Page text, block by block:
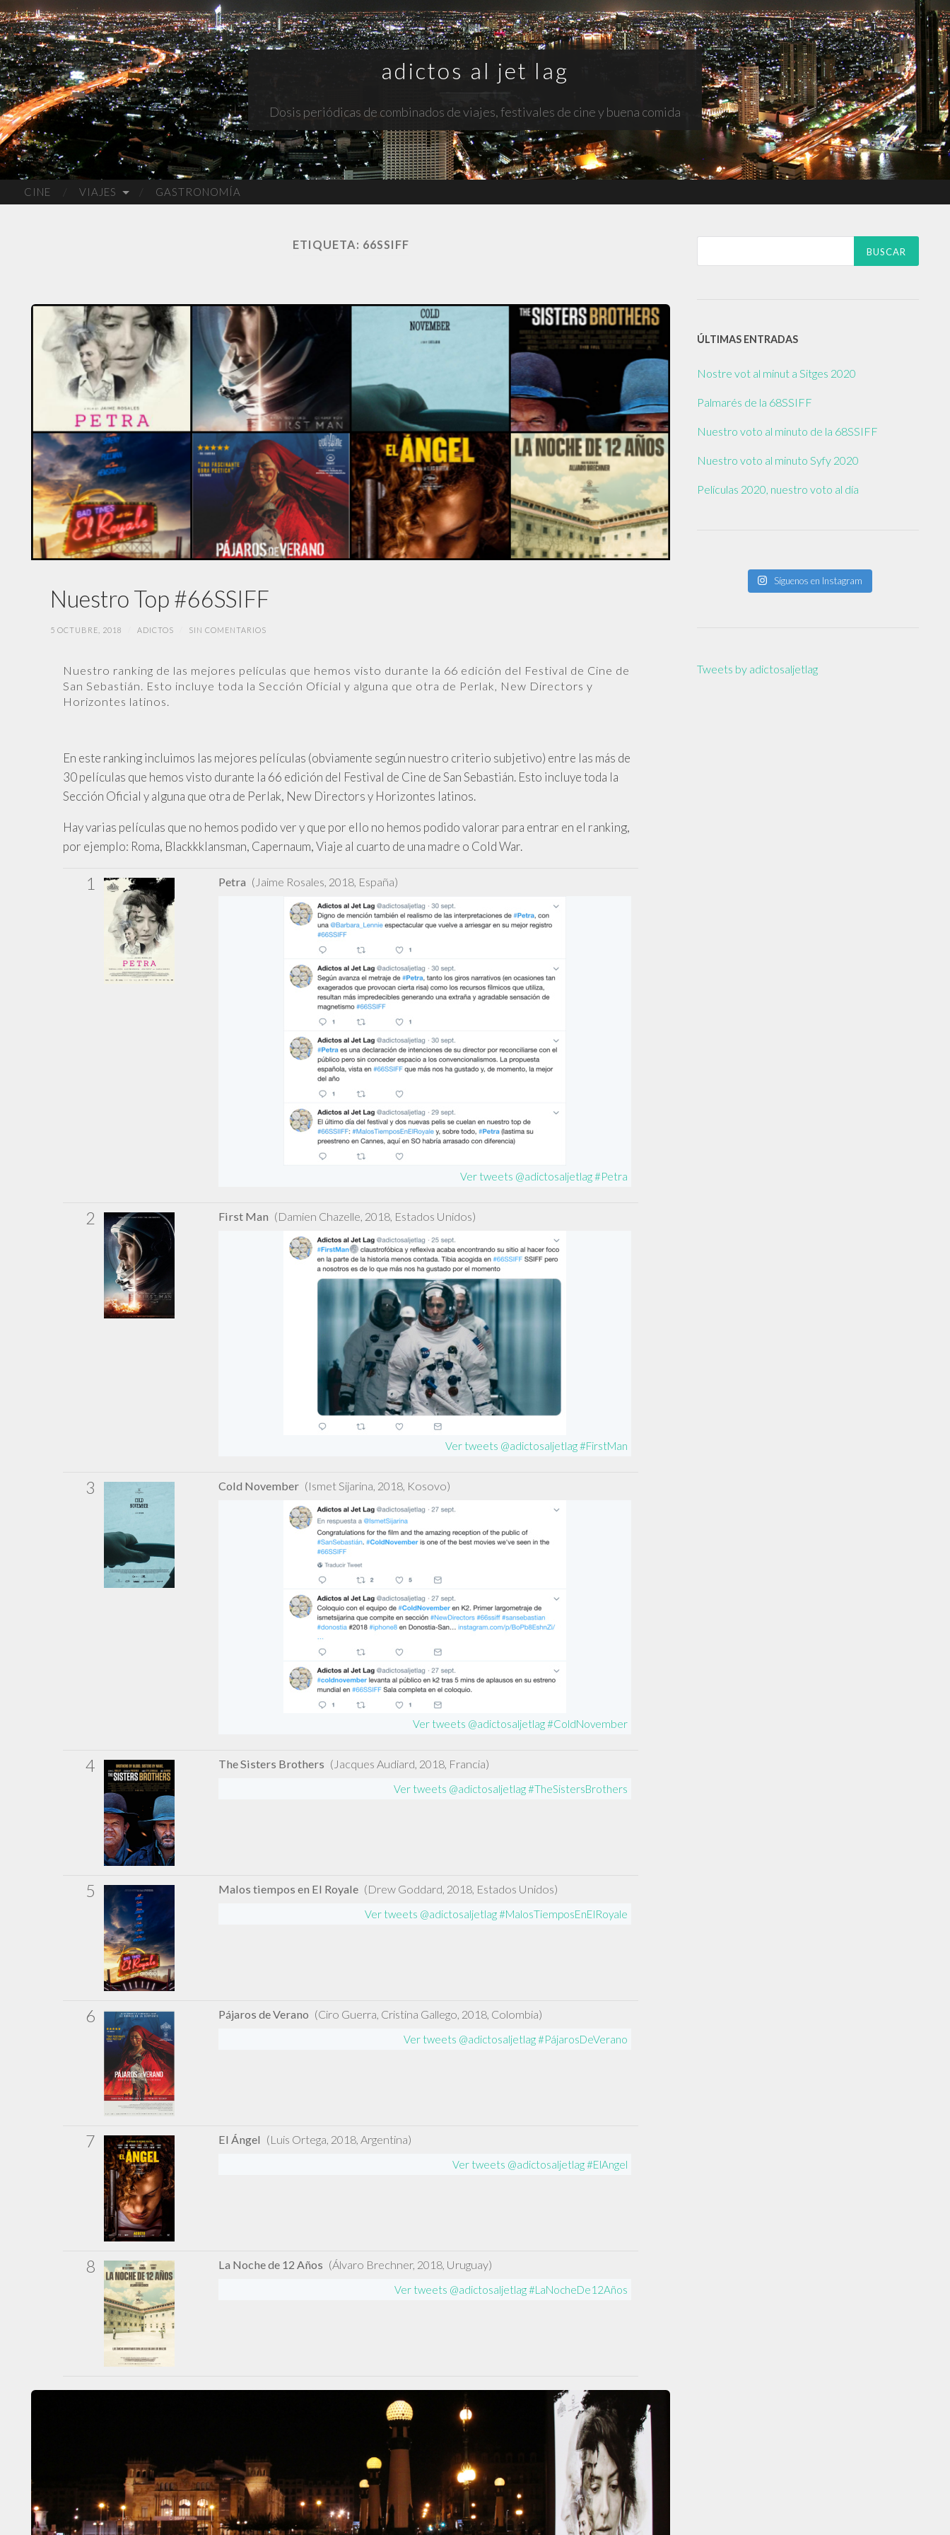
adictos al jet lag
Dosis periódicas de combinados de viajes, festivales de cine y buena comida
CINE VIAJES GASTRONOMÍA
ETIQUETA: 66SSIFF
Nuestro Top #66SSIFF
5 OCTUBRE, 2018 ADICTOS SIN COMENTARIOS
Nuestro ranking de las mejores películas que hemos visto durante la 66 edición del Festival de Cine de
San Sebastián. Esto incluye toda la Sección Oficial y alguna que otra de Perlak, New Directors y
Horizontes latinos.
En este ranking incluimos las mejores películas (obviamente según nuestro criterio subjetivo) entre las más de
30 películas que hemos visto durante la 66 edición del Festival de Cine de San Sebastián. Esto incluye toda la
Sección Oficial y alguna que otra de Perlak, New Directors y Horizontes latinos.
Hay varias películas que no hemos podido ver y que por ello no hemos podido valorar para entrar en el ranking,
por ejemplo: Roma, Blackkklansman, Capernaum, Viaje al cuarto de una madre o Cold War.
1 Petra (Jaime Rosales, 2018, España)
Ver tweets @adictosaljetlag #Petra
2 First Man (Damien Chazelle, 2018, Estados Unidos)
Ver tweets @adictosaljetlag #FirstMan
3 Cold November (Ismet Sijarina, 2018, Kosovo)
Ver tweets @adictosaljetlag #ColdNovember
4 The Sisters Brothers (Jacques Audiard, 2018, Francia)
Ver tweets @adictosaljetlag #TheSistersBrothers
5 Malos tiempos en El Royale (Drew Goddard, 2018, Estados Unidos)
Ver tweets @adictosaljetlag #MalosTiemposEnElRoyale
6 Pájaros de Verano (Ciro Guerra, Cristina Gallego, 2018, Colombia)
Ver tweets @adictosaljetlag #PájarosDeVerano
7 El Ángel (Luis Ortega, 2018, Argentina)
Ver tweets @adictosaljetlag #ElAngel
8 La Noche de 12 Años (Álvaro Brechner, 2018, Uruguay)
Ver tweets @adictosaljetlag #LaNocheDe12Años
ÚLTIMAS ENTRADAS
Nostre vot al minut a Sitges 2020
Palmarés de la 68SSIFF
Nuestro voto al minuto de la 68SSIFF
Nuestro voto al minuto Syfy 2020
Películas 2020, nuestro voto al día
Síguenos en Instagram
Tweets by adictosaljetlag